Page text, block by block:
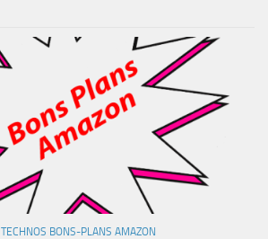
TECHNOS BONS-PLANS AMAZON